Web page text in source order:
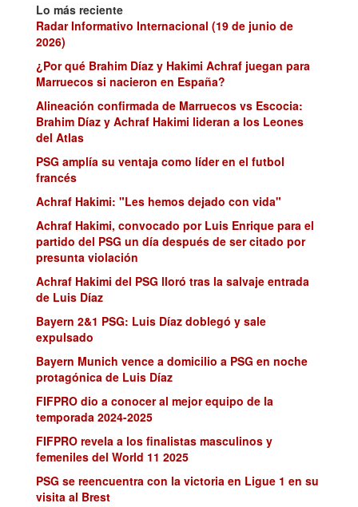
Lo más reciente
Radar Informativo Internacional (19 de junio de
2026)
¿Por qué Brahim Díaz y Hakimi Achraf juegan para
Marruecos si nacieron en España?
Alineación confirmada de Marruecos vs Escocia:
Brahim Díaz y Achraf Hakimi lideran a los Leones
del Atlas
PSG amplía su ventaja como líder en el futbol
francés
Achraf Hakimi: "Les hemos dejado con vida"
Achraf Hakimi, convocado por Luis Enrique para el
partido del PSG un día después de ser citado por
presunta violación
Achraf Hakimi del PSG lloró tras la salvaje entrada
de Luis Díaz
Bayern 2&1 PSG: Luis Díaz doblegó y sale
expulsado
Bayern Munich vence a domicilio a PSG en noche
protagónica de Luis Díaz
FIFPRO dio a conocer al mejor equipo de la
temporada 2024-2025
FIFPRO revela a los finalistas masculinos y
femeniles del World 11 2025
PSG se reencuentra con la victoria en Ligue 1 en su
visita al Brest